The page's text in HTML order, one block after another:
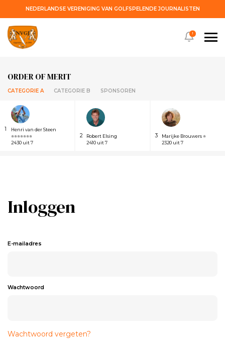
NEDERLANDSE VERENIGING VAN GOLFSPELENDE JOURNALISTEN
ORDER OF MERIT
CATEGORIE A CATEGORIE B SPONSOREN
1
Henri van der Steen
⭐⭐⭐⭐⭐⭐⭐
2430 uit 7
2
Robert Elsing
2410 uit 7
3
Marijke Brouwers ⭐
2320 uit 7
!
Inloggen
E-mailadres
Wachtwoord
Wachtwoord vergeten?